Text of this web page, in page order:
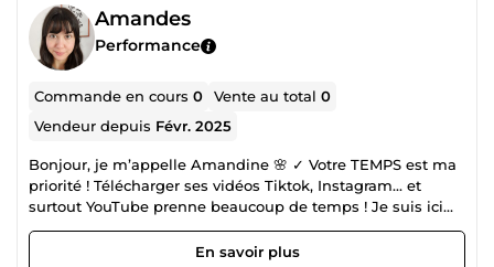
Amandes
Performance
Commande en cours0 Vente au total0
Vendeur depuis Févr. 2025
Bonjour, je m’appelle Amandine 🌸 ✓ Votre TEMPS est ma
priorité ! Télécharger ses vidéos Tiktok, Instagram... et
surtout YouTube prenne beaucoup de temps ! Je suis ici
pour vous offrir plus de temps libre, afin que vous puissiez
vous consacrer à des tâches vraiment plus importantes. ✓
En savoir plus